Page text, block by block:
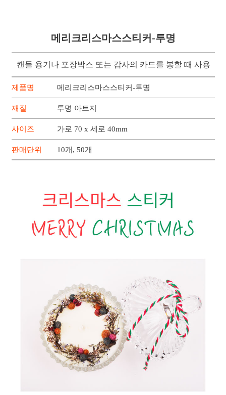
메리크리스마스스티커-투명
캔들 용기나 포장박스 또는 감사의 카드를 봉할 때 사용
제품명 메리크리스마스스티커-투명
재질 투명 아트지
사이즈 가로 70 x 세로 40mm
판매단위 10개, 50개